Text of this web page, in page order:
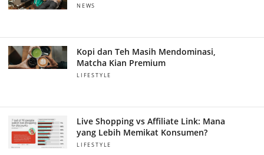
NEWS
Kopi dan Teh Masih Mendominasi,
Matcha Kian Premium
LIFESTYLE
Live Shopping vs Affiliate Link: Mana
yang Lebih Memikat Konsumen?
LIFESTYLE